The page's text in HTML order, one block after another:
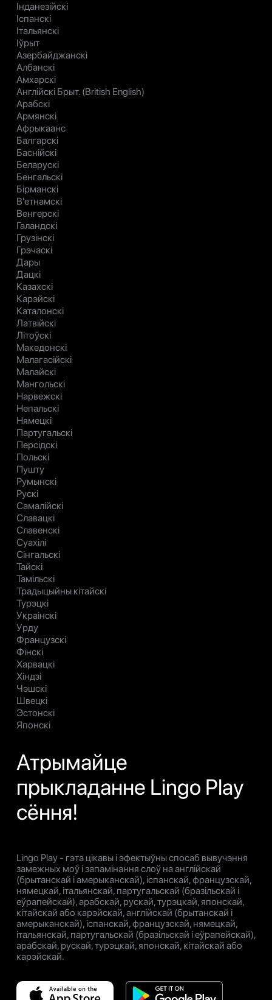
Інданезійскі
Іспанскі
Італьянскі
Іўрыт
Азербайджанскі
Албанскі
Амхарскі
Англійскі Брыт. (British English)
Арабскі
Армянскі
Афрыкаанс
Балгарскі
Баснійскі
Беларускі
Бенгальскі
Бірманскі
В'етнамскі
Венгерскі
Галандскі
Грузінскі
Грэчаскі
Дары
Дацкі
Казахскі
Карэйскі
Каталонскі
Латвійскі
Літоўскі
Македонскі
Малагасійскі
Малайскі
Мангольскі
Нарвежскі
Непальскі
Нямецкі
Партугальскі
Персідскі
Польскі
Пушту
Румынскі
Рускі
Самалійскі
Славацкі
Славенскі
Суахілі
Сінгальскі
Тайскі
Тамільскі
Традыцыйны кітайскі
Турэцкі
Украінскі
Урду
Французскі
Фінскі
Харвацкі
Хіндзі
Чэшскі
Швецкі
Эстонскі
Японскі
Атрымайце
прыкладанне Lingo Play
сёння!
Lingo Play - гэта цікавы і эфектыўны спосаб вывучэння
замежных моў і запамінання слоў на англійскай
(брытанскай і амерыканскай), іспанскай, французскай,
нямецкай, італьянскай, партугальскай (бразільскай і
еўрапейскай), арабскай, рускай, турэцкай, японскай,
кітайскай або карэйскай, англійскай (брытанскай і
амерыканскай), іспанскай, французскай, нямецкай,
італьянскай, партугальскай (бразільскай і еўрапейскай),
арабскай, рускай, турэцкай, японскай, кітайскай або
карэйскай.